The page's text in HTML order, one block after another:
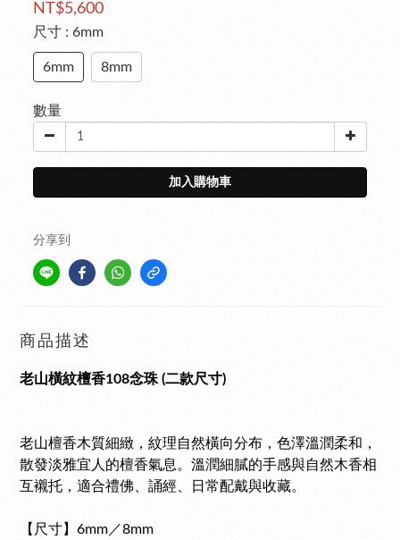
NT$5,600
尺寸 : 6mm
6mm 8mm
數量
加入購物車
分享到
商品描述
老山橫紋檀香108念珠 (二款尺寸)
老山檀香木質細緻，紋理自然橫向分布，色澤溫潤柔和，
散發淡雅宜人的檀香氣息。溫潤細膩的手感與自然木香相
互襯托，適合禮佛、誦經、日常配戴與收藏。
【尺寸】6mm／8mm